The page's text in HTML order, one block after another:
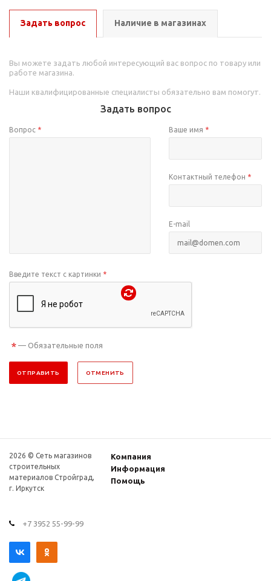
Задать вопрос Наличие в магазинах
Вы можете задать любой интересующий вас вопрос по товару или
работе магазина.
Наши квалифицированные специалисты обязательно вам помогут.
Задать вопрос
Вопрос * Ваше имя *
Контактный телефон *
E-mail
Введите текст с картинки *
* — Обязательные поля
ОТПРАВИТЬ ОТМЕНИТЬ
2026 © Сеть магазинов
строительных
материалов Стройград,
г. Иркутск
Компания
Информация
Помощь
+7 3952 55-99-99